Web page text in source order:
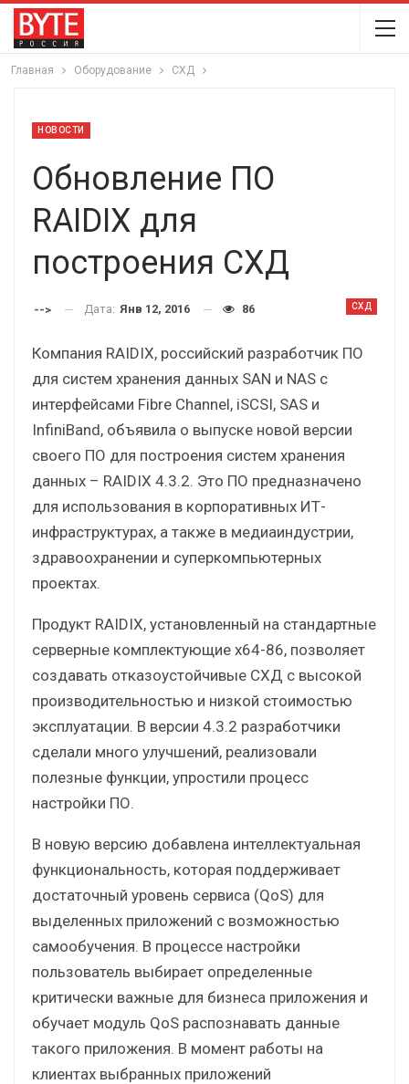
Главная Оборудование СХД
НОВОСТИ
Обновление ПО
RAIDIX для
построения СХД
СХД
--> Дата: Янв 12, 2016 86
Компания RAIDIX, российский разработчик ПО
для систем хранения данных SAN и NAS с
интерфейсами Fibre Channel, iSCSI, SAS и
InfiniBand, объявила о выпуске новой версии
своего ПО для построения систем хранения
данных – RAIDIX 4.3.2. Это ПО предназначено
для использования в корпоративных ИТ-
инфраструктурах, а также в медиаиндустрии,
здравоохранении и суперкомпьютерных
проектах.
Продукт RAIDIX, установленный на стандартные
серверные комплектующие x64-86, позволяет
создавать отказоустойчивые CХД с высокой
производительностью и низкой стоимостью
эксплуатации. В версии 4.3.2 разработчики
сделали много улучшений, реализовали
полезные функции, упростили процесс
настройки ПО.
В новую версию добавлена интеллектуальная
функциональность, которая поддерживает
достаточный уровень сервиса (QoS) для
выделенных приложений с возможностью
самообучения. В процессе настройки
пользователь выбирает определенные
критически важные для бизнеса приложения и
обучает модуль QoS распознавать данные
такого приложения. В момент работы на
клиентах выбранных приложений